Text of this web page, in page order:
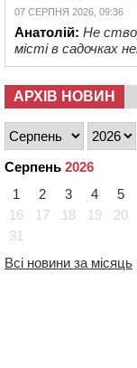
07 СЕРПНЯ 2026, 09:36
Анатолій: Не
місті в садочках
АРХІВ НОВИН
Серпень 2026
1
2 3 4 5
16
17 18 19 20
31
Всі новини за місяць